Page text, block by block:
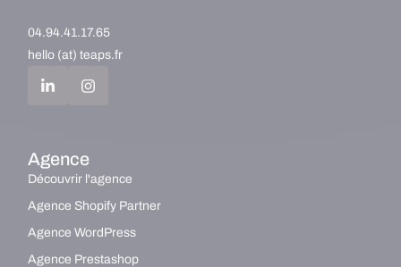
04.94.41.17.65
hello (at) teaps.fr
Agence
Découvrir l'agence
Agence Shopify Partner
Agence WordPress
Agence Prestashop